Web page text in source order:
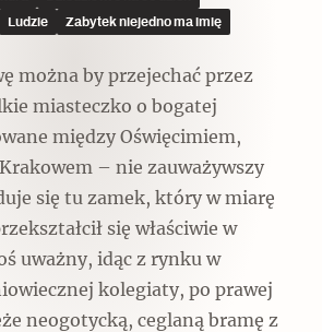
pierwszej windy w
Ludzie Zabytek niejedno ma imię
można by przejechać przez
miasteczko o bogatej
między Oświęcimiem,
– nie zauważywszy
się tu zamek, który w miarę
się właściwie w
uważny, idąc z rynku w
kolegiaty, po prawej
neogotycką, ceglaną bramę z